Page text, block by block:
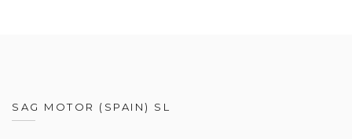
SAG MOTOR (SPAIN) SL